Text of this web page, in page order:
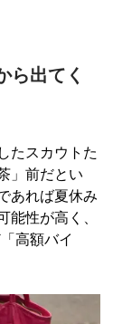
ら出てく
たスカウトた
」前だとい
あれば夏休み
能性が高く、
高額バイ